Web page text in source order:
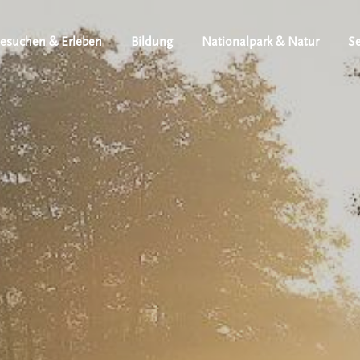
& Erleben Bildung Nationalpark & Natur